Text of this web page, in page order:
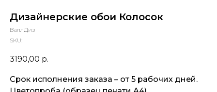
Дизайнерские обои Колосок
ВаллДиз
SKU:
3190,00 р.
Срок исполнения заказа – от 5 рабочих дней.